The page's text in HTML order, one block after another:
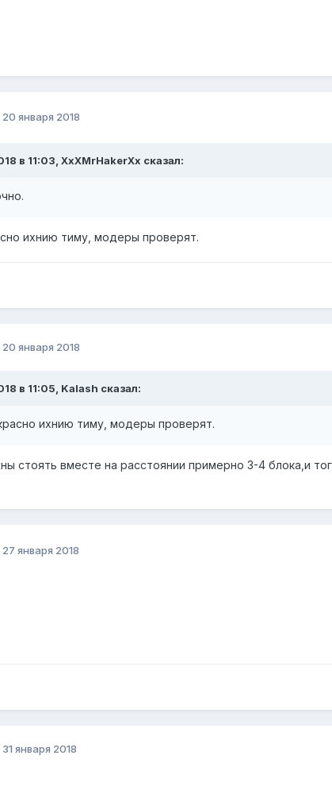
20 января 2018
в 11:03, XxXMrHakerXx сказал:
ихнию тиму, модеры проверят.
20 января 2018
в 11:05, Kalash сказал:
ихнию тиму, модеры проверят.
стоять вместе на расстоянии примерно 3-4 блока,и
27 января 2018
31 января 2018